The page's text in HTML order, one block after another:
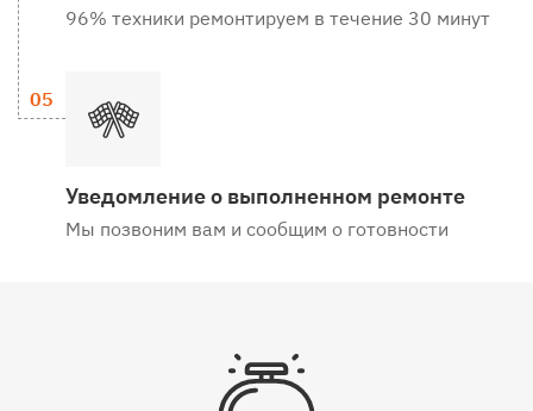
96% техники ремонтируем в течение 30 минут
Уведомление о выполненном ремонте
Мы позвоним вам и сообщим о готовности